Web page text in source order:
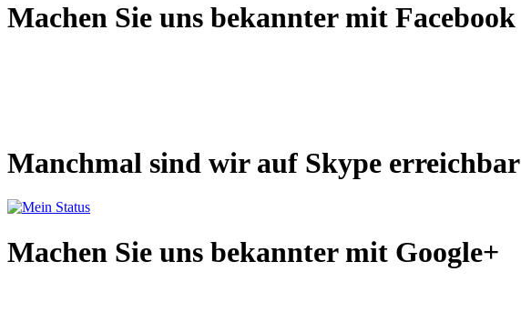
Machen Sie uns bekannter mit Facebook
Manchmal sind wir auf Skype erreichbar
Machen Sie uns bekannter mit Google+